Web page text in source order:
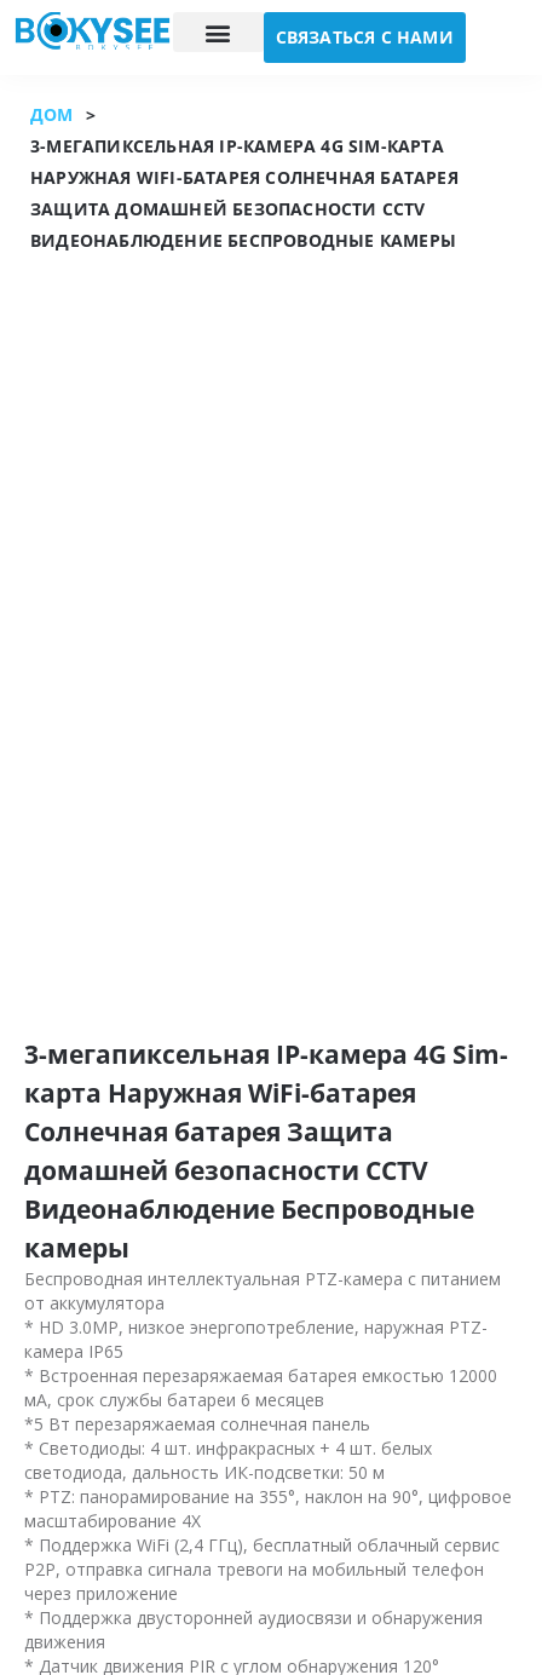
СВЯЗАТЬСЯ С НАМИ
ДОМ
>
3-МЕГАПИКСЕЛЬНАЯ IP-КАМЕРА 4G SIM-КАРТА
НАРУЖНАЯ WIFI-БАТАРЕЯ СОЛНЕЧНАЯ БАТАРЕЯ
ЗАЩИТА ДОМАШНЕЙ БЕЗОПАСНОСТИ CCTV
ВИДЕОНАБЛЮДЕНИЕ БЕСПРОВОДНЫЕ КАМЕРЫ
3-мегапиксельная IP-камера 4G Sim-
карта Наружная WiFi-батарея
Солнечная батарея Защита
домашней безопасности CCTV
Видеонаблюдение Беспроводные
камеры
Беспроводная интеллектуальная PTZ-камера с питанием
от аккумулятора
* HD 3.0MP, низкое энергопотребление, наружная PTZ-
камера IP65
* Встроенная перезаряжаемая батарея емкостью 12000
мА, срок службы батареи 6 месяцев
*5 Вт перезаряжаемая солнечная панель
* Светодиоды: 4 шт. инфракрасных + 4 шт. белых
светодиода, дальность ИК-подсветки: 50 м
* PTZ: панорамирование на 355°, наклон на 90°, цифровое
масштабирование 4X
* Поддержка WiFi (2,4 ГГц), бесплатный облачный сервис
P2P, отправка сигнала тревоги на мобильный телефон
через приложение
* Поддержка двусторонней аудиосвязи и обнаружения
движения
* Датчик движения PIR с углом обнаружения 120°